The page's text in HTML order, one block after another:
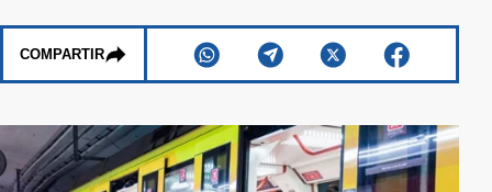
COMPARTIR